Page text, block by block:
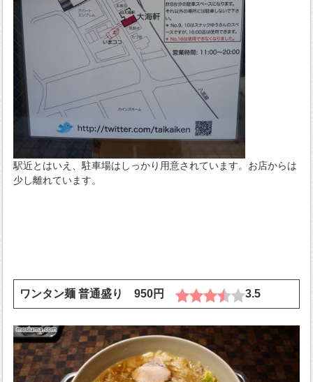
駅近とはいえ、駐車場はしっかり用意されています。お店からは
少し離れています。
ワンタン麺 普通盛り 950円 3.5